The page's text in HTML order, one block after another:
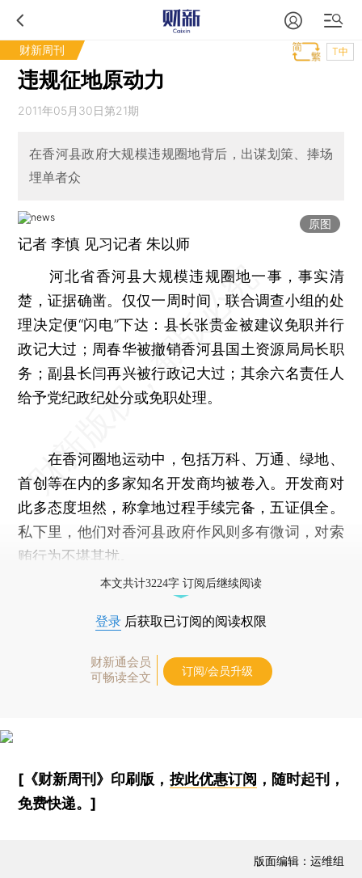
财新周刊 T中
违规征地原动力
2011年05月30日第21期
在香河县政府大规模违规圈地背后，出谋划策、捧场
埋单者众
原图
记者李慎 见习记者 朱以师
河北省香河县大规模违规圈地一事，事实清
楚，证据确凿。仅仅一周时间，联合调查小组的处
理决定便“闪电”下达：县长张贵金被建议免职并行
政记大过；周春华被撤销香河县国土资源局局长职
务；副县长闫再兴被行政记大过；其余六名责任人
给予党纪政纪处分或免职处理。
在香河圈地运动中，包括万科、万通、绿地、
首创等在内的多家知名开发商均被卷入。开发商对
此多态度坦然，称拿地过程手续完备，五证俱全。
私下里，他们对香河县政府作风则多有微词，对索
贿行为不堪其扰。
本文共计3224字 订阅后继续阅读
登录 后获取已订阅的阅读权限
财新通会员
可畅读全文
订阅/会员升级
[《财新周刊》印刷版， 按此优惠订阅 ，随时起刊，
免费快递。]
版面编辑：运维组